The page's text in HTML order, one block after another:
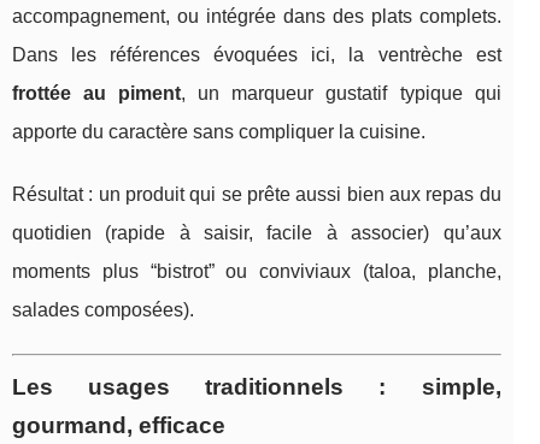
accompagnement, ou intégrée dans des plats complets.
Dans les références évoquées ici, la ventrèche est
frottée au piment, un marqueur gustatif typique qui
apporte du caractère sans compliquer la cuisine.
Résultat : un produit qui se prête aussi bien aux repas du
quotidien (rapide à saisir, facile à associer) qu’aux
moments plus “bistrot” ou conviviaux (taloa, planche,
salades composées).
Les usages traditionnels : simple,
gourmand, efficace